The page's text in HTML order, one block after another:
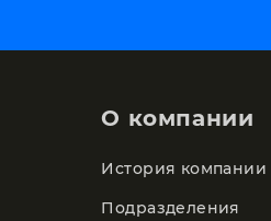
О компании
История компании
Подразделения